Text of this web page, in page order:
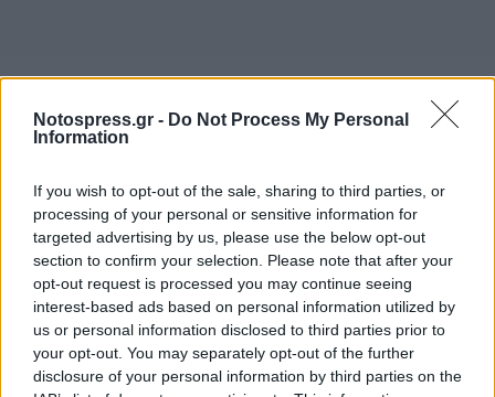
Notospress.gr - Do Not Process My Personal
Information
If you wish to opt-out of the sale, sharing to third parties, or
processing of your personal or sensitive information for
targeted advertising by us, please use the below opt-out
section to confirm your selection. Please note that after your
opt-out request is processed you may continue seeing
interest-based ads based on personal information utilized by
us or personal information disclosed to third parties prior to
your opt-out. You may separately opt-out of the further
disclosure of your personal information by third parties on the